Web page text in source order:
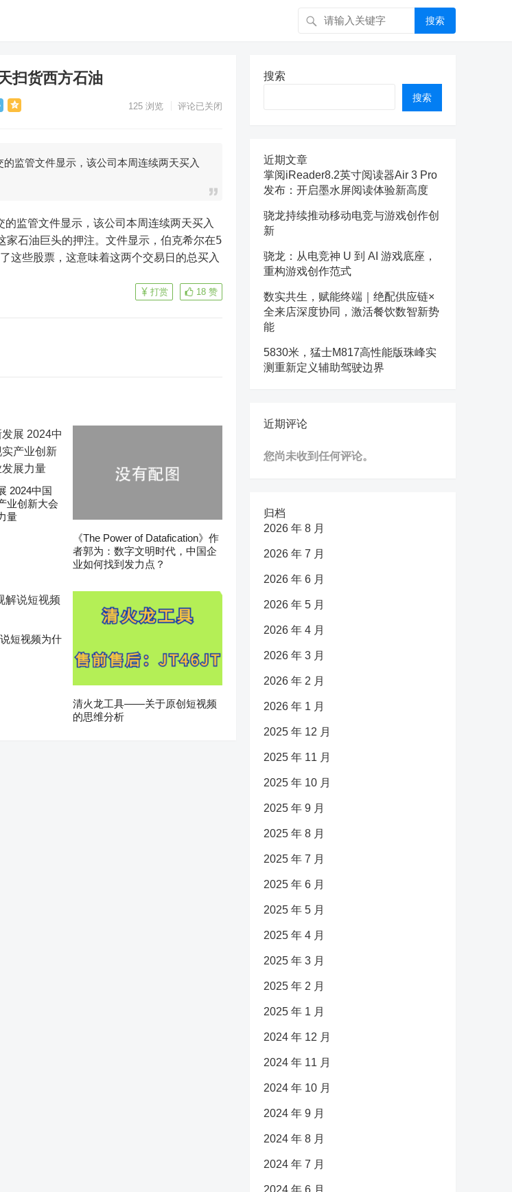
搜索
扫货西方石油
125 浏览 评论已关闭
监管文件显示，该公司本周连续两天买入
石油巨头的押注。文件显示，伯克希尔在5
些股票，这意味着这两个交易日的总买入
18 赞
打赏
2024中国
业创新大会
量
《The Power of Datafication》作
者郭为：数字文明时代，中国企
业如何找到发力点？
短视频为什
清火龙工具——关于原创短视频
的思维分析
搜索
搜索
近期文章
掌阅iReader8.2英寸阅读器Air 3 Pro
发布：开启墨水屏阅读体验新高度
骁龙持续推动移动电竞与游戏创作创
新
骁龙：从电竞神 U 到 AI 游戏底座，
重构游戏创作范式
数实共生，赋能终端｜绝配供应链×
全来店深度协同，激活餐饮数智新势
能
5830米，猛士M817高性能版珠峰实
测重新定义辅助驾驶边界
近期评论
您尚未收到任何评论。
归档
2026 年 8 月
2026 年 7 月
2026 年 6 月
2026 年 5 月
2026 年 4 月
2026 年 3 月
2026 年 2 月
2026 年 1 月
2025 年 12 月
2025 年 11 月
2025 年 10 月
2025 年 9 月
2025 年 8 月
2025 年 7 月
2025 年 6 月
2025 年 5 月
2025 年 4 月
2025 年 3 月
2025 年 2 月
2025 年 1 月
2024 年 12 月
2024 年 11 月
2024 年 10 月
2024 年 9 月
2024 年 8 月
2024 年 7 月
2024 年 6 月